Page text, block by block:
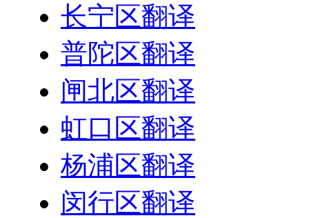
长宁区翻译
普陀区翻译
闸北区翻译
虹口区翻译
杨浦区翻译
闵行区翻译